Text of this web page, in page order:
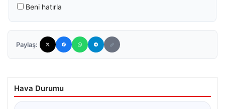
Beni hatırla
Paylaş:
Hava Durumu